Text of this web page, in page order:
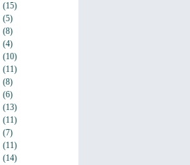
(15)
(5)
(8)
(4)
(10)
(11)
(8)
(6)
(13)
(11)
(7)
(11)
(14)